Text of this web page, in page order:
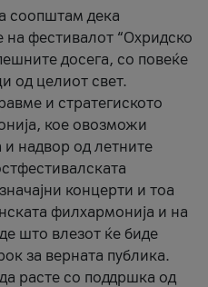
соопштам дека
на фестивалот “Охридско
досега, со повеќе
од целиот свет.
и стратегиското
кое овозможи
и надвор од летните
концерти и тоа
филхармонија и на
што влезот ќе биде
за верната публика.
расте со поддршка од